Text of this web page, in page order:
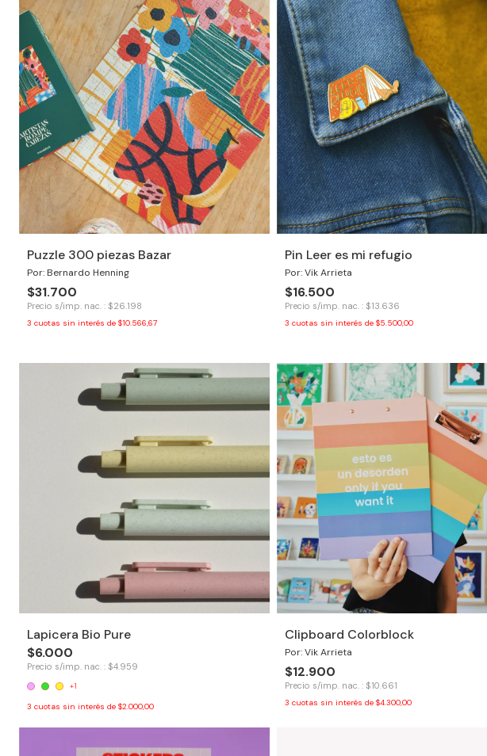
Puzzle 300 piezas Bazar
Por: Bernardo Henning
$31.700
Precio s/imp. nac. : $26.198
3 cuotas sin interés de $10.566,67
Pin Leer es mi refugio
Por: Vik Arrieta
$16.500
Precio s/imp. nac. : $13.636
3 cuotas sin interés de $5.500,00
Lapicera Bio Pure
$6.000
Precio s/imp. nac. : $4.959
+1
3 cuotas sin interés de $2.000,00
Clipboard Colorblock
Por: Vik Arrieta
$12.900
Precio s/imp. nac. : $10.661
3 cuotas sin interés de $4.300,00